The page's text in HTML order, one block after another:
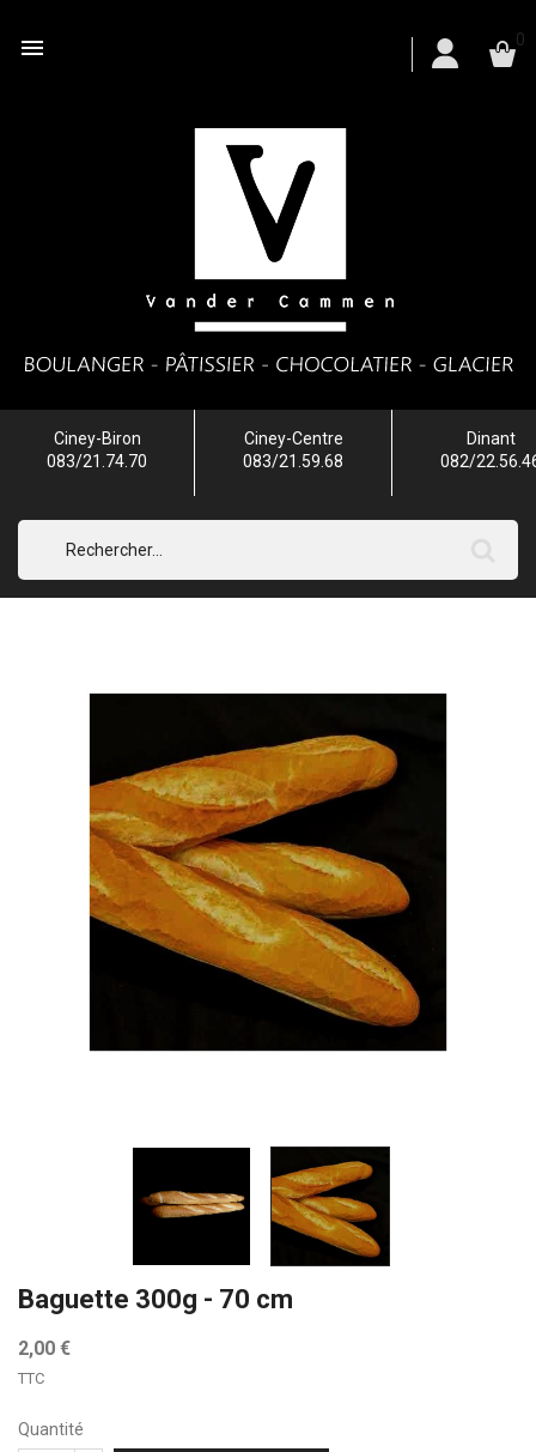
 0
Ciney-Biron
083/21.74.70
Ciney-Centre
083/21.59.68
Dinant
082/
Baguette 300g - 70 cm
2,00 €
TTC
Quantité